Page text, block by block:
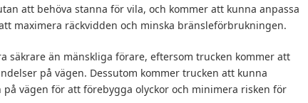
att behöva stanna för vila, och kommer att kunna anpassa
maximera räckvidden och minska bränsleförbrukningen.
säkrare än mänskliga förare, eftersom trucken kommer att
på vägen. Dessutom kommer trucken att kunna
vägen för att förebygga olyckor och minimera risken för